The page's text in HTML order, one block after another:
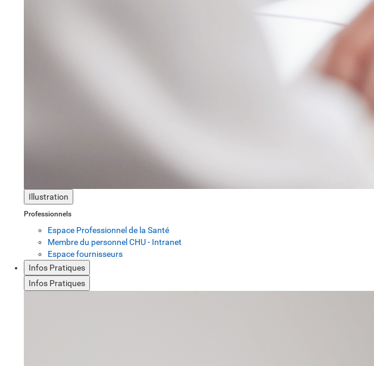
Illustration
Professionnels
Espace Professionnel de la Santé
Membre du personnel CHU - Intranet
Espace fournisseurs
Infos Pratiques
Infos Pratiques